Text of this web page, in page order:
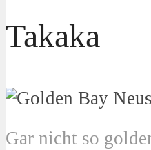
Takaka
Gar nicht so